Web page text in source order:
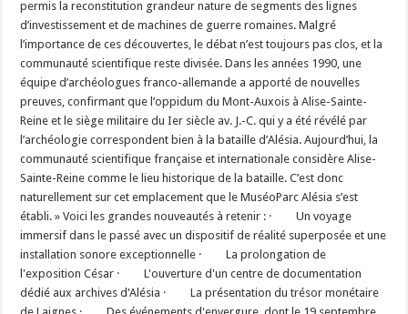
permis la reconstitution grandeur nature de segments des lignes
d’investissement et de machines de guerre romaines. Malgré
l’importance de ces découvertes, le débat n’est toujours pas clos, et la
communauté scientifique reste divisée. Dans les années 1990, une
équipe d’archéologues franco-allemande a apporté de nouvelles
preuves, confirmant que l’oppidum du Mont-Auxois à Alise-Sainte-
Reine et le siège militaire du Ier siècle av. J.-C. qui y a été révélé par
l’archéologie correspondent bien à la bataille d’Alésia. Aujourd’hui, la
communauté scientifique française et internationale considère Alise-
Sainte-Reine comme le lieu historique de la bataille. C’est donc
naturellement sur cet emplacement que le MuséoParc Alésia s’est
établi. » Voici les grandes nouveautés à retenir : · Un voyage
immersif dans le passé avec un dispositif de réalité superposée et une
installation sonore exceptionnelle · La prolongation de
l'exposition César · L'ouverture d'un centre de documentation
dédié aux archives d'Alésia · La présentation du trésor monétaire